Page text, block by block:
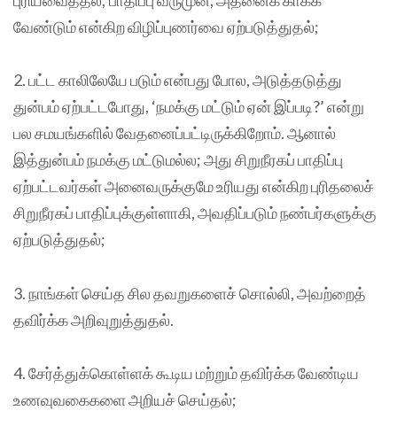
வேண்டும் என்கிற விழிப்புணர்வை ஏற்படுத்துதல்;
2. பட்ட காலிலேயே படும் என்பது போல, அடுத்தடுத்து
துன்பம் ஏற்பட்டபோது, ‘நமக்கு மட்டும் ஏன் இப்படி?’ என்று
பல சமயங்களில் வேதனைப்பட்டிருக்கிறோம். ஆனால்
இத்துன்பம் நமக்கு மட்டுமல்ல; அது சிறுநீரகப் பாதிப்பு
ஏற்பட்டவர்கள் அனைவருக்குமே உரியது என்கிற புரிதலைச்
சிறுநீரகப் பாதிப்புக்குள்ளாகி, அவதிப்படும் நண்பர்களுக்கு
ஏற்படுத்துதல்;
3. நாங்கள் செய்த சில தவறுகளைச் சொல்லி, அவற்றைத்
தவிர்க்க அறிவுறுத்துதல்.
4. சேர்த்துக்கொள்ளக் கூடிய மற்றும் தவிர்க்க வேண்டிய
உணவுவகைகளை அறியச் செய்தல்;